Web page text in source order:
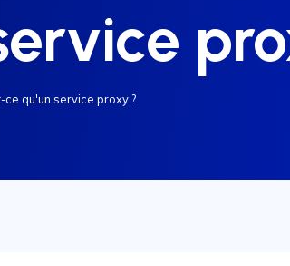
ce qu'un service proxy ?